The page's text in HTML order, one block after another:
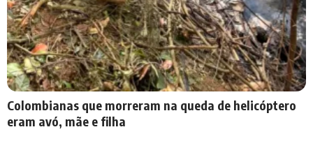
Colombianas que morreram na queda de helicóptero
eram avó, mãe e filha